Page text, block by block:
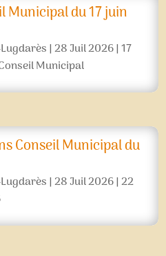
Municipal du 17 juin
|28 Juil 2026|17
Municipal
Conseil Municipal du
|28 Juil 2026|22